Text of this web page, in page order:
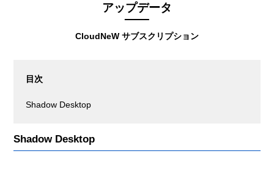
CloudNeW サブスクリプション
アップデータ
目次
Shadow Desktop
Shadow Desktop